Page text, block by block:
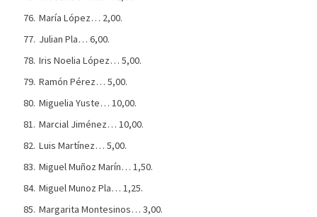
María López… 2,00.
Julian Pla… 6,00.
Iris Noelia López… 5,00.
Ramón Pérez… 5,00.
Miguelia Yuste… 10,00.
Marcial Jiménez… 10,00.
Luis Martínez… 5,00.
Miguel Muñoz Marín… 1,50.
Miguel Munoz Pla… 1,25.
Margarita Montesinos… 3,00.